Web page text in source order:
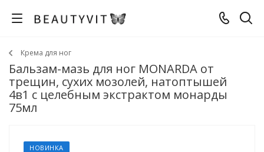
Крема для ног
Бальзам-мазь для ног MONARDA от
трещин, сухих мозолей, натоптышей
4в1 с целебным экстрактом монарды
75мл
НОВИНКА